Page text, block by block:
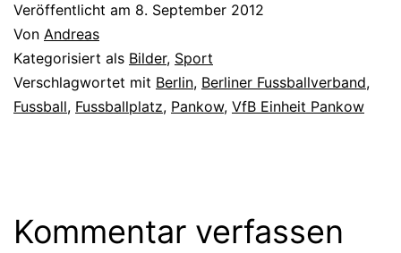
Veröffentlicht am 8. September 2012
Von Andreas
Kategorisiert als Bilder, Sport
Verschlagwortet mit Berlin, Berliner Fussballverband,
Fussball, Fussballplatz, Pankow, VfB Einheit Pankow
Kommentar verfassen